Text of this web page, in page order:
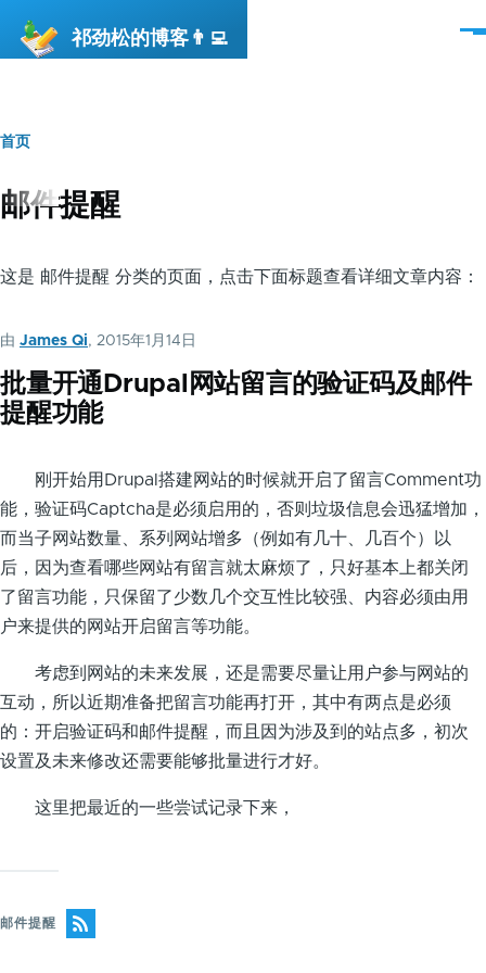
祁劲松的博客👨‍💻
菜
面
包
屑
首页
邮件提醒
这是 邮件提醒 分类的页面，点击下面标题查看详细文章内容：
由 James Qi, 2015年1月14日
批量开通Drupal网站留言的验证码及邮件
提醒功能
刚开始用Drupal搭建网站的时候就开启了留言Comment功
能，验证码Captcha是必须启用的，否则垃圾信息会迅猛增加，
而当子网站数量、系列网站增多（例如有几十、几百个）以
后，因为查看哪些网站有留言就太麻烦了，只好基本上都关闭
了留言功能，只保留了少数几个交互性比较强、内容必须由用
户来提供的网站开启留言等功能。
考虑到网站的未来发展，还是需要尽量让用户参与网站的
互动，所以近期准备把留言功能再打开，其中有两点是必须
的：开启验证码和邮件提醒，而且因为涉及到的站点多，初次
设置及未来修改还需要能够批量进行才好。
这里把最近的一些尝试记录下来，
邮件提醒